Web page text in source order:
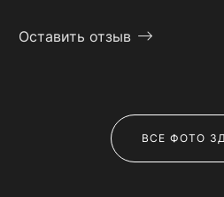
Оставить отзыв
ВСЕ ФОТО